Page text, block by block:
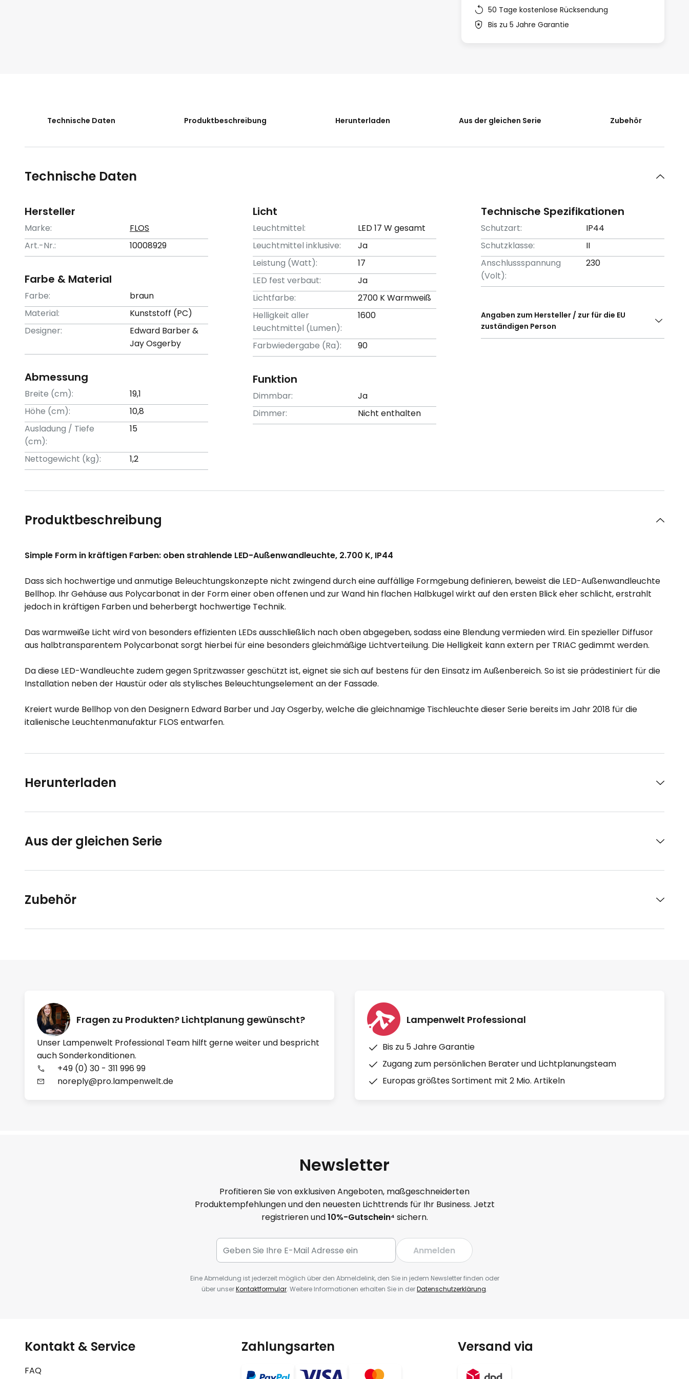
50 Tage kostenlose Rücksendung
Bis zu 5 Jahre Garantie
Technische Daten Produktbeschreibung Herunterladen Aus der gleichen Serie Zubehör
Technische Daten
Hersteller
Marke:
FLOS
Art.-Nr.:
10008929
Farbe & Material
Farbe:
braun
Material:
Kunststoff (PC)
Designer:
Edward Barber &
Jay Osgerby
Abmessung
Breite (cm):
19,1
Höhe (cm):
10,8
Ausladung / Tiefe
(cm):
15
Nettogewicht (kg): 1,2
Licht
Leuchtmittel:
LED 17 W gesamt
Leuchtmittel inklusive:
Ja
Leistung (Watt):
17
LED fest verbaut:
Ja
Lichtfarbe:
2700 K Warmweiß
Helligkeit aller
Leuchtmittel (Lumen):
1600
Farbwiedergabe (Ra): 90
Funktion
Dimmbar:
Ja
Dimmer:
Nicht enthalten
Technische Spezifikationen
Schutzart:
IP44
Schutzklasse:
II
Anschlussspannung
(Volt):
230
Angaben zum Hersteller / zur für die EU
zuständigen Person
Produktbeschreibung
Simple Form in kräftigen Farben: oben strahlende LED-Außenwandleuchte, 2.700 K, IP44
Dass sich hochwertige und anmutige Beleuchtungskonzepte nicht zwingend durch eine auffällige Formgebung definieren, beweist die LED-Außenwandleuchte
Bellhop. Ihr Gehäuse aus Polycarbonat in der Form einer oben offenen und zur Wand hin flachen Halbkugel wirkt auf den ersten Blick eher schlicht, erstrahlt
jedoch in kräftigen Farben und beherbergt hochwertige Technik.
Das warmweiße Licht wird von besonders effizienten LEDs ausschließlich nach oben abgegeben, sodass eine Blendung vermieden wird. Ein spezieller Diffusor
aus halbtransparentem Polycarbonat sorgt hierbei für eine besonders gleichmäßige Lichtverteilung. Die Helligkeit kann extern per TRIAC gedimmt werden.
Da diese LED-Wandleuchte zudem gegen Spritzwasser geschützt ist, eignet sie sich auf bestens für den Einsatz im Außenbereich. So ist sie prädestiniert für die
Installation neben der Haustür oder als stylisches Beleuchtungselement an der Fassade.
Kreiert wurde Bellhop von den Designern Edward Barber und Jay Osgerby, welche die gleichnamige Tischleuchte dieser Serie bereits im Jahr 2018 für die
italienische Leuchtenmanufaktur FLOS entwarfen.
Herunterladen
Aus der gleichen Serie
Zubehör
Fragen zu Produkten? Lichtplanung gewünscht?
Unser Lampenwelt Professional Team hilft gerne weiter und bespricht
auch Sonderkonditionen.
+49 (0) 30 - 311 996 99
noreply@pro.lampenwelt.de
Lampenwelt Professional
Bis zu 5 Jahre Garantie
Zugang zum persönlichen Berater und Lichtplanungsteam
Europas größtes Sortiment mit 2 Mio. Artikeln
Newsletter
Profitieren Sie von exklusiven Angeboten, maßgeschneiderten
Produktempfehlungen und den neuesten Lichttrends für Ihr Business. Jetzt
registrieren und10%-Gutschein⁴ sichern.
Anmelden
Eine Abmeldung ist jederzeit möglich über den Abmeldelink, den Sie in jedem Newsletter finden oder
über unserKontaktformular. Weitere Informationen erhalten Sie in derDatenschutzerklärung.
Kontakt & Service
FAQ
Zahlungsarten Versand via